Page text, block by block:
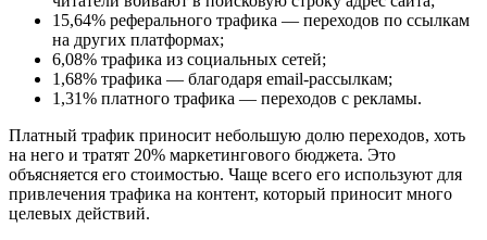
15,64% реферального трафика — переходов по ссылкам
на других платформах;
6,08% трафика из социальных сетей;
1,68% трафика — благодаря email-рассылкам;
1,31% платного трафика — переходов с рекламы.
Платный трафик приносит небольшую долю переходов, хоть
на него и тратят 20% маркетингового бюджета. Это
объясняется его стоимостью. Чаще всего его используют для
привлечения трафика на контент, который приносит много
целевых действий.